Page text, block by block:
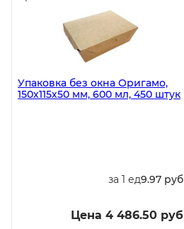
Упаковка без окна Оригамо,
150х115х50 мм, 600 мл, 450 штук
за 1 ед9.97 руб
Цена 4 486.50 руб